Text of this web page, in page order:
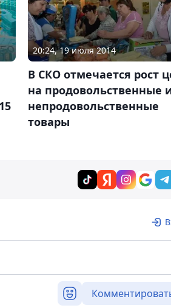
20:24, 19 июля 2014
В СКО отмечается рост
на продовольственные
непродовольственные
товары